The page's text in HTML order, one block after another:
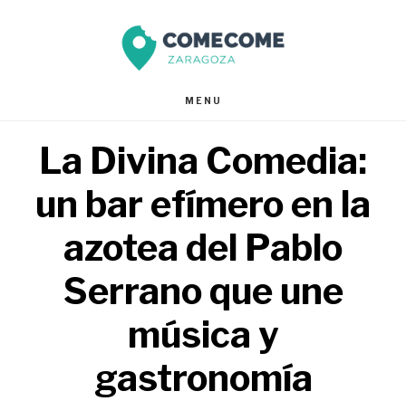
página
MENU
La Divina Comedia:
un bar efímero en la
azotea del Pablo
Serrano que une
música y
gastronomía